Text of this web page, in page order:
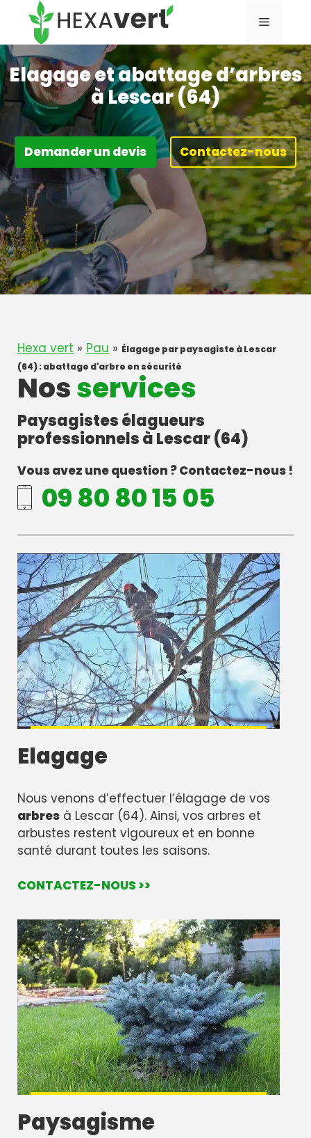
contenu
Menu
Elagage et abattage d’arbres
à Lescar (64)
Demander un devis Contactez-nous
Hexa vert » Pau » Élagage par paysagiste à Lescar
(64) : abattage d'arbre en sécurité
Nosservices
Paysagistes élagueurs
professionnels à Lescar (64)
Vous avez une question ? Contactez-nous !
09 80 80 15 05
Elagage
Nous venons d’effectuer l’élagage de vos
arbres à Lescar (64). Ainsi, vos arbres et
arbustes restent vigoureux et en bonne
santé durant toutes les saisons.
CONTACTEZ-NOUS >>
Paysagisme